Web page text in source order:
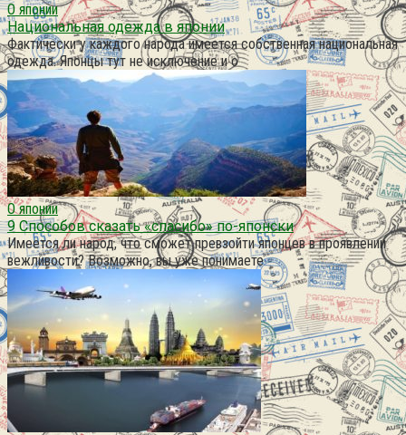
О японии
Национальная одежда в японии
Фактически у каждого народа имеется собственная национальная
одежда. Японцы тут не исключение и о
О японии
9 Способов сказать «спасибо» по-японски
Имеется ли народ, что сможет превзойти японцев в проявлении
вежливости? Возможно, вы уже понимаете